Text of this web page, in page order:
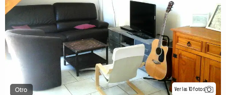
Otro Ver las 10 fotos